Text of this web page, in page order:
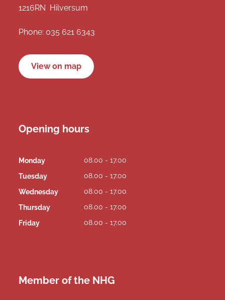
1216RN Hilversum
Phone: 035 621 6343
View on map
Opening hours
Monday 08.00 - 17.00
Tuesday 08.00 - 17.00
Wednesday 08.00 - 17.00
Thursday 08.00 - 17.00
Friday 08.00 - 17.00
Member of the NHG